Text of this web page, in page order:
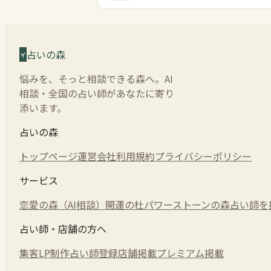
占いの森
悩みを、そっと相談できる森へ。AI
相談・全国の占い師があなたに寄り
添います。
占いの森
トップページ運営会社利用規約プライバシーポリシー
サービス
恋愛の森（AI相談） 開運の杜パワーストーンの森占い師
占い師・店舗の方へ
集客LP制作占い師登録店舗掲載プレミアム掲載